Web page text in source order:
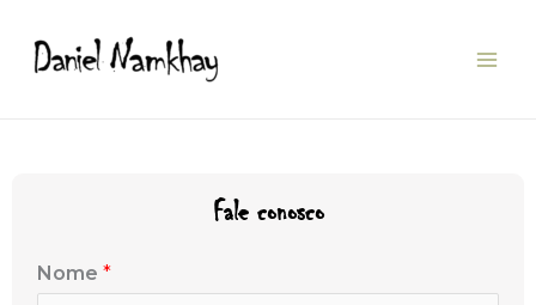
para
Fale conosco
Nome *